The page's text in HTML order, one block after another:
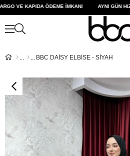
VE KAPIDA ÖDEME İMKANI AYNI GÜN
BBC DAİSY ELBİSE - SİYAH